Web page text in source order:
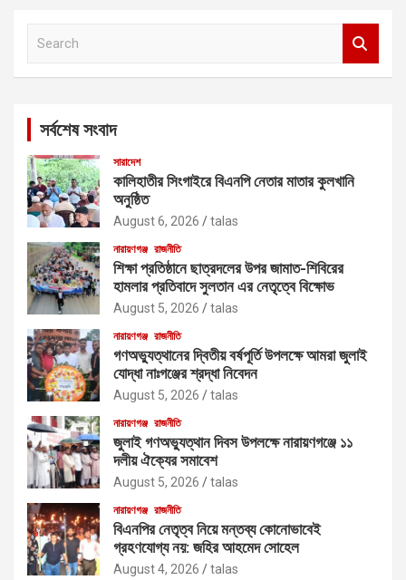
সর্বশেষ সংবাদ
সারাদেশ
কালিহাতীর সিংগাইরে বিএনপি নেতার মাতার কুলখানি
অনুষ্ঠিত
August 6, 2026 talas
নারায়ণগঞ্জ রাজনীতি
শিক্ষা প্রতিষ্ঠানে ছাত্রদলের উপর জামাত-শিবিরের
হামলার প্রতিবাদে সুলতান এর নেতৃত্বে বিক্ষোভ
August 5, 2026 talas
নারায়ণগঞ্জ রাজনীতি
গণঅভ্যুত্থানের দ্বিতীয় বর্ষপূর্তি উপলক্ষে আমরা জুলাই
যোদ্ধা নাঃগঞ্জের শ্রদ্ধা নিবেদন
August 5, 2026 talas
নারায়ণগঞ্জ রাজনীতি
জুলাই গণঅভ্যুত্থান দিবস উপলক্ষে নারায়ণগঞ্জে ১১
দলীয় ঐক্যের সমাবেশ
August 5, 2026 talas
নারায়ণগঞ্জ রাজনীতি
বিএনপির নেতৃত্ব নিয়ে মন্তব্য কোনোভাবেই
গ্রহণযোগ্য নয়: জহির আহমেদ সোহেল
August 4, 2026 talas